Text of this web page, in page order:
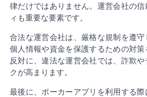
律だけではありません。運営会社の
ィも重要な要素です。
合法な運営会社は、厳格な規制を遵
個人情報や資金を保護するための対策
反対に、違法な運営会社では、詐欺
クが高まります。
最後に、ポーカーアプリを利用する